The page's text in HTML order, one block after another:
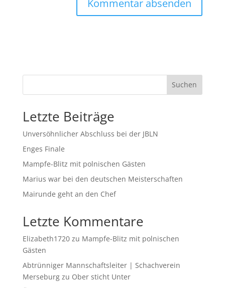
Suchen
Letzte Beiträge
Unversöhnlicher Abschluss bei der JBLN
Enges Finale
Mampfe-Blitz mit polnischen Gästen
Marius war bei den deutschen Meisterschaften
Mairunde geht an den Chef
Letzte Kommentare
Elizabeth1720zu Mampfe-Blitz mit polnischen
Gästen
Abtrünniger Mannschaftsleiter | Schachverein
Merseburgzu Ober sticht Unter